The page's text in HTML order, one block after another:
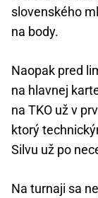
slovenského
na body.
Naopak pred
na hlavnej
na TKO už v
ktorý
Silvu už po
Na turnaji sa